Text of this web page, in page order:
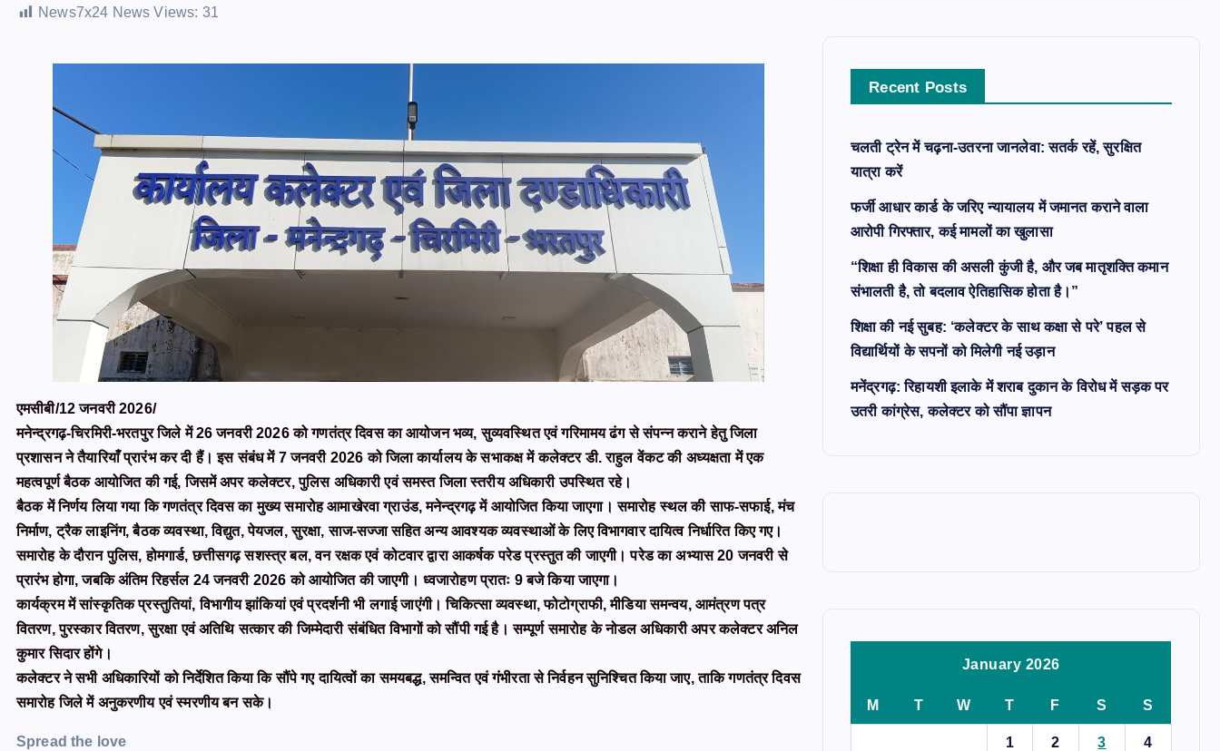
News7x24 News Views: 31
एमसीबी/12 जनवरी 2026/
मनेन्द्रगढ़-चिरमिरी-भरतपुर जिले में 26 जनवरी 2026 को गणतंत्र दिवस का आयोजन भव्य, सुव्यवस्थित एवं गरिमामय ढंग से संपन्न कराने हेतु जिला
प्रशासन ने तैयारियाँ प्रारंभ कर दी हैं। इस संबंध में 7 जनवरी 2026 को जिला कार्यालय के सभाकक्ष में कलेक्टर डी. राहुल वेंकट की अध्यक्षता में एक
महत्वपूर्ण बैठक आयोजित की गई, जिसमें अपर कलेक्टर, पुलिस अधिकारी एवं समस्त जिला स्तरीय अधिकारी उपस्थित रहे।
बैठक में निर्णय लिया गया कि गणतंत्र दिवस का मुख्य समारोह आमाखेरवा ग्राउंड, मनेन्द्रगढ़ में आयोजित किया जाएगा। समारोह स्थल की साफ-सफाई, मंच
निर्माण, ट्रैक लाइनिंग, बैठक व्यवस्था, विद्युत, पेयजल, सुरक्षा, साज-सज्जा सहित अन्य आवश्यक व्यवस्थाओं के लिए विभागवार दायित्व निर्धारित किए गए।
समारोह के दौरान पुलिस, होमगार्ड, छत्तीसगढ़ सशस्त्र बल, वन रक्षक एवं कोटवार द्वारा आकर्षक परेड प्रस्तुत की जाएगी। परेड का अभ्यास 20 जनवरी से
प्रारंभ होगा, जबकि अंतिम रिहर्सल 24 जनवरी 2026 को आयोजित की जाएगी। ध्वजारोहण प्रातः 9 बजे किया जाएगा।
कार्यक्रम में सांस्कृतिक प्रस्तुतियां, विभागीय झांकियां एवं प्रदर्शनी भी लगाई जाएंगी। चिकित्सा व्यवस्था, फोटोग्राफी, मीडिया समन्वय, आमंत्रण पत्र
वितरण, पुरस्कार वितरण, सुरक्षा एवं अतिथि सत्कार की जिम्मेदारी संबंधित विभागों को सौंपी गई है। सम्पूर्ण समारोह के नोडल अधिकारी अपर कलेक्टर अनिल
कुमार सिदार होंगे।
कलेक्टर ने सभी अधिकारियों को निर्देशित किया कि सौंपे गए दायित्वों का समयबद्ध, समन्वित एवं गंभीरता से निर्वहन सुनिश्चित किया जाए, ताकि गणतंत्र दिवस
समारोह जिले में अनुकरणीय एवं स्मरणीय बन सके।
Spread the love
Recent Posts
चलती ट्रेन में चढ़ना-उतरना जानलेवा: सतर्क रहें, सुरक्षित
यात्रा करें
फर्जी आधार कार्ड के जरिए न्यायालय में जमानत कराने वाला
आरोपी गिरफ्तार, कई मामलों का खुलासा
“शिक्षा ही विकास की असली कुंजी है, और जब मातृशक्ति कमान
संभालती है, तो बदलाव ऐतिहासिक होता है।”
शिक्षा की नई सुबह: ‘कलेक्टर के साथ कक्षा से परे’ पहल से
विद्यार्थियों के सपनों को मिलेगी नई उड़ान
मनेंद्रगढ़: रिहायशी इलाके में शराब दुकान के विरोध में सड़क पर
उतरी कांग्रेस, कलेक्टर को सौंपा ज्ञापन
January 2026
M T W T F S S
1 2 3 4